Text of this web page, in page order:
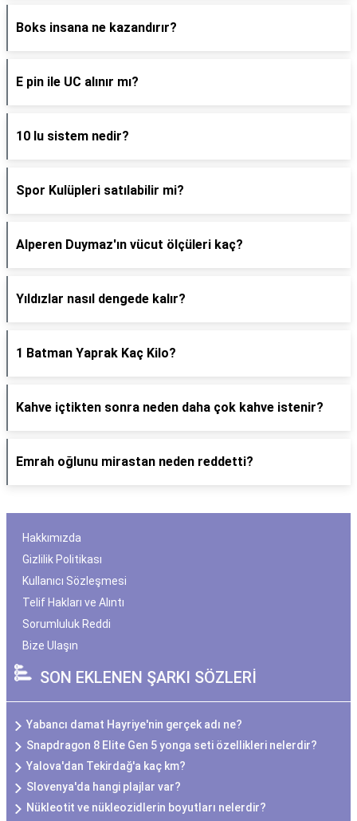
Boks insana ne kazandırır?
E pin ile UC alınır mı?
10 lu sistem nedir?
Spor Kulüpleri satılabilir mi?
Alperen Duymaz'ın vücut ölçüleri kaç?
Yıldızlar nasıl dengede kalır?
1 Batman Yaprak Kaç Kilo?
Kahve içtikten sonra neden daha çok kahve istenir?
Emrah oğlunu mirastan neden reddetti?
Hakkımızda
Gizlilik Politikası
Kullanıcı Sözleşmesi
Telif Hakları ve Alıntı
Sorumluluk Reddi
Bize Ulaşın
SON EKLENEN ŞARKI SÖZLERİ
Yabancı damat Hayriye'nin gerçek adı ne?
Snapdragon 8 Elite Gen 5 yonga seti özellikleri nelerdir?
Yalova'dan Tekirdağ'a kaç km?
Slovenya'da hangi plajlar var?
Nükleotit ve nükleozidlerin boyutları nelerdir?